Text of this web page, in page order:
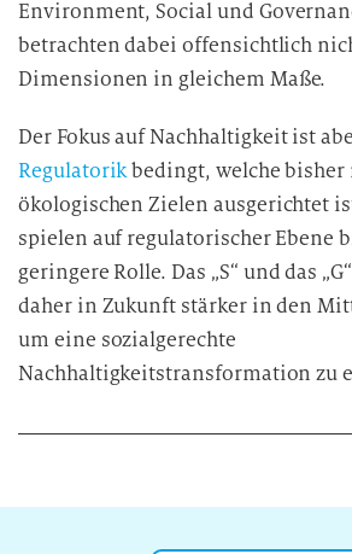
Environment, Social und
betrachten dabei offensichtlich
Dimensionen in gleichem Maße.
Der Fokus auf Nachhaltigkeit ist
Regulatorikbedingt, welche bisher
ökologischen Zielen ausgerichtet
spielen auf regulatorischer Ebene
geringere Rolle. Das „S“ und das
daher in Zukunft stärker in den
um eine sozialgerechte
Nachhaltigkeitstransformation zu